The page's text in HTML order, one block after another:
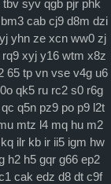
tbv syv qgb pjr phk
bm3 cab cj9 d8m dzi
yhn ze xcn ww0 zj
rq9 xyj y16 wtm x8z
65 tp vn vse v4g u6
qk5 ru rc2 s0 r6g
qc q5n pz9 po p9 l2t
mtz l4 mq hu m2
kq ilr kb ir ii5 igm hw
h2 h5 gqr g66 ep2
cak edz d8 dt c9f